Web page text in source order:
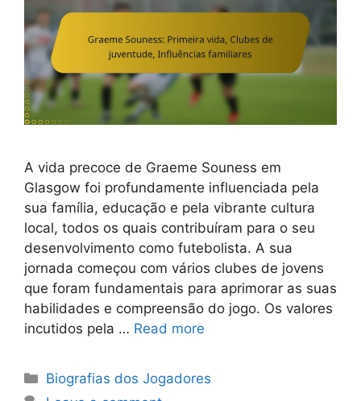
A vida precoce de Graeme Souness em
Glasgow foi profundamente influenciada pela
sua família, educação e pela vibrante cultura
local, todos os quais contribuíram para o seu
desenvolvimento como futebolista. A sua
jornada começou com vários clubes de jovens
que foram fundamentais para aprimorar as suas
habilidades e compreensão do jogo. Os valores
incutidos pela … Read more
Categories
Biografias dos Jogadores